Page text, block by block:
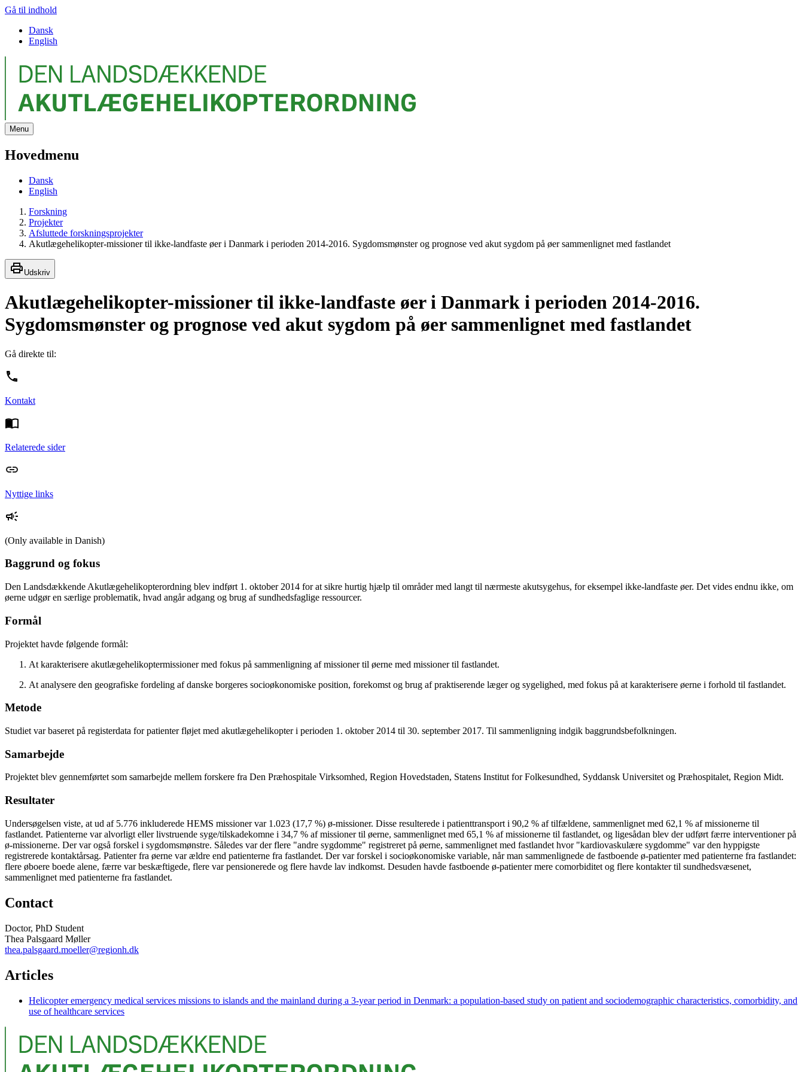
Gå til indhold
Dansk
English
Menu
Hovedmenu
Dansk
English
Forskning
Projekter
Afsluttede forskningsprojekter
Akutlægehelikopter-missioner til ikke-landfaste øer i Danmark i perioden 2014-2016. Sygdomsmønster og prognose ved akut sygdom på øer sammenlignet med fastlandet
Udskriv
Akutlægehelikopter-missioner til ikke-landfaste øer i Danmark i perioden 2014-2016.
Sygdomsmønster og prognose ved akut sygdom på øer sammenlignet med fastlandet
Gå direkte til:
Kontakt
Relaterede sider
Nyttige links
(Only available in Danish)
Baggrund og fokus
Den Landsdækkende Akutlægehelikopterordning blev indført 1. oktober 2014 for at sikre hurtig hjælp til områder med langt til nærmeste akutsygehus, for eksempel ikke-landfaste øer. Det vides endnu ikke, om
øerne udgør en særlige problematik, hvad angår adgang og brug af sundhedsfaglige ressourcer.
Formål
Projektet havde følgende formål:
At karakterisere akutlægehelikoptermissioner med fokus på sammenligning af missioner til øerne med missioner til fastlandet.
At analysere den geografiske fordeling af danske borgeres socioøkonomiske position, forekomst og brug af praktiserende læger og sygelighed, med fokus på at karakterisere øerne i forhold til fastlandet.
Metode
Studiet var baseret på registerdata for patienter fløjet med akutlægehelikopter i perioden 1. oktober 2014 til 30. september 2017. Til sammenligning indgik baggrundsbefolkningen.
Samarbejde
Projektet blev gennemførtet som samarbejde mellem forskere fra Den Præhospitale Virksomhed, Region Hovedstaden, Statens Institut for Folkesundhed, Syddansk Universitet og Præhospitalet, Region Midt.
Resultater
Undersøgelsen viste, at ud af 5.776 inkluderede HEMS missioner var 1.023 (17,7 %) ø-missioner. Disse resulterede i patienttransport i 90,2 % af tilfældene, sammenlignet med 62,1 % af missionerne til
fastlandet. Patienterne var alvorligt eller livstruende syge/tilskadekomne i 34,7 % af missioner til øerne, sammenlignet med 65,1 % af missionerne til fastlandet, og ligesådan blev der udført færre interventioner på
ø-missionerne. Der var også forskel i sygdomsmønstre. Således var der flere "andre sygdomme" registreret på øerne, sammenlignet med fastlandet hvor "kardiovaskulære sygdomme" var den hyppigste
registrerede kontaktårsag. Patienter fra øerne var ældre end patienterne fra fastlandet. Der var forskel i socioøkonomiske variable, når man sammenlignede de fastboende ø-patienter med patienterne fra fastlandet:
flere øboere boede alene, færre var beskæftigede, flere var pensionerede og flere havde lav indkomst. Desuden havde fastboende ø-patienter mere comorbiditet og flere kontakter til sundhedsvæsenet,
sammenlignet med patienterne fra fastlandet.
Contact
Doctor, PhD Student
Thea Palsgaard Møller
thea.palsgaard.moeller@regionh.dk
Articles
Helicopter emergency medical services missions to islands and the mainland during a 3-year period in Denmark: a population-based study on patient and sociodemographic characteristics, comorbidity, and
use of healthcare services